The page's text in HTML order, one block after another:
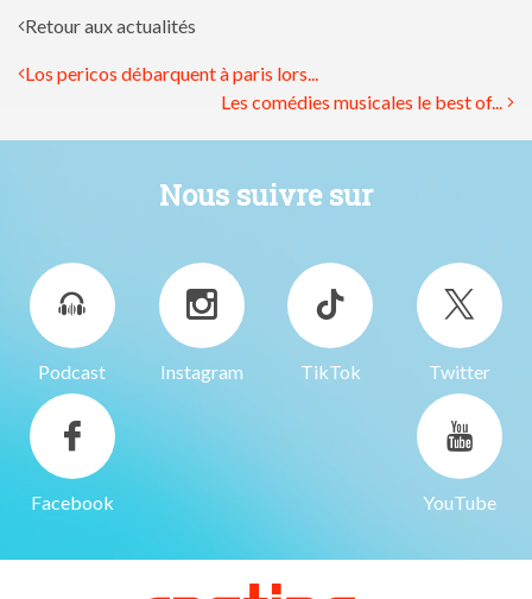
Retour aux actualités
Los pericos débarquent à paris lors...
Les comédies musicales le best of...
Nous suivre sur
Podcast Instagram TikTok Twitter
Facebook YouTube